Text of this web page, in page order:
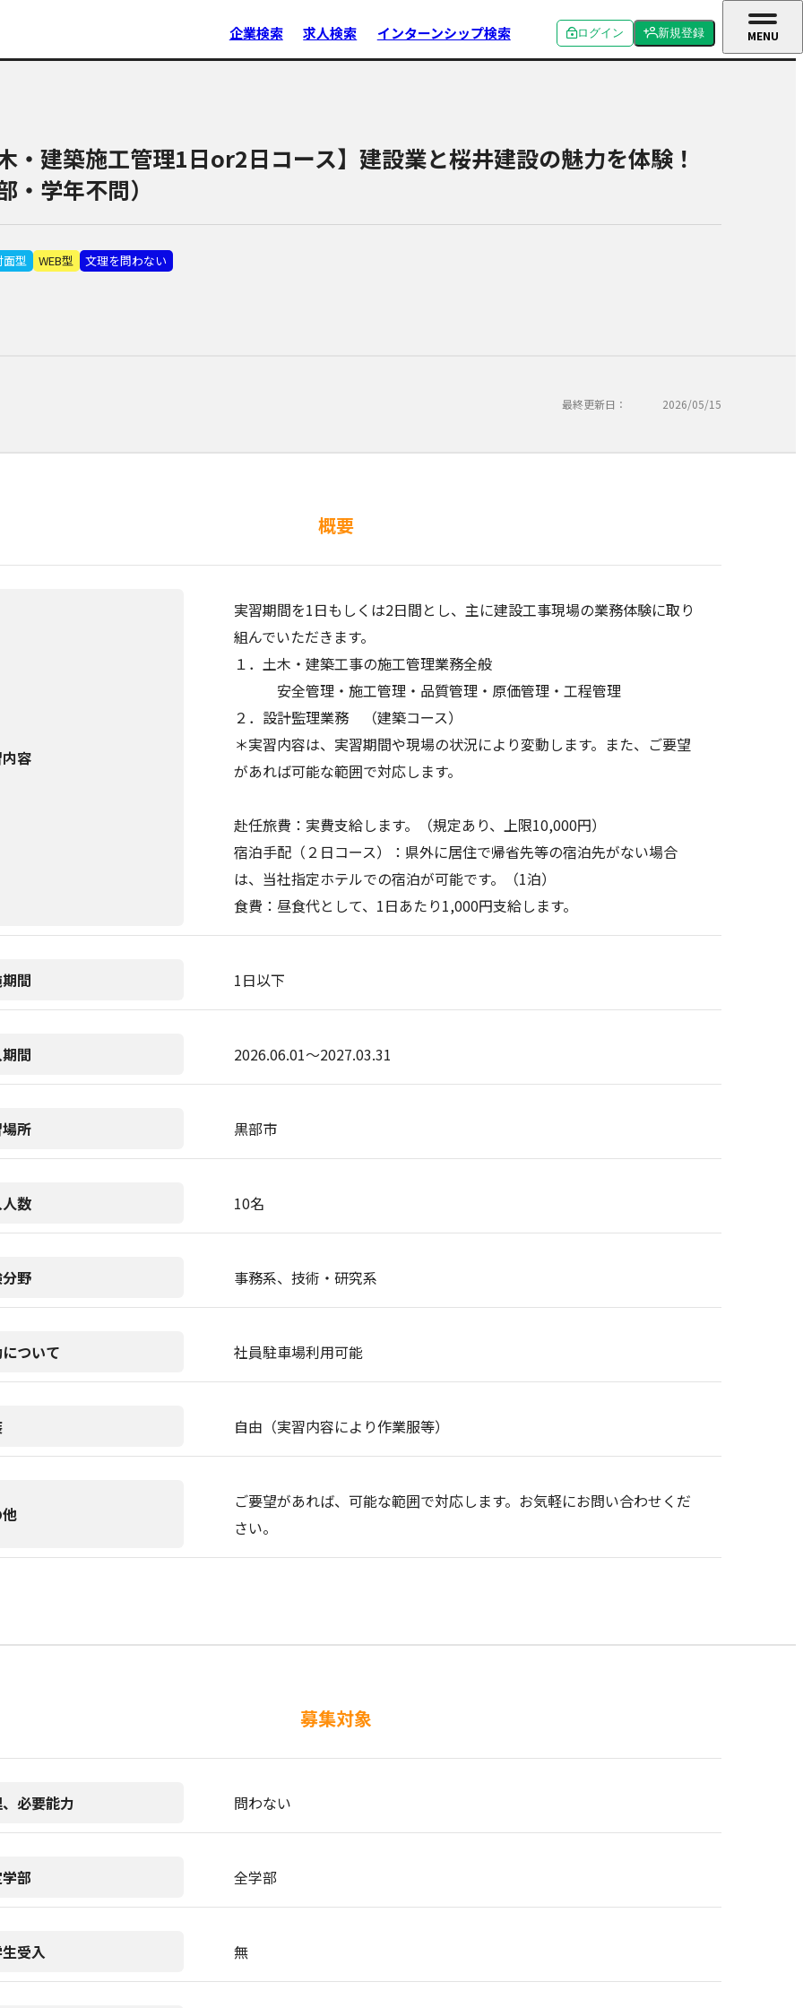
企業検索 求人検索 インターンシップ検索 ログイン
学校関係者ログイン
新規登録
・建築施工管理1日or2日コース】建設業と桜井建設の魅力を体験！
・学年不問）
面型 WEB型 文理を問わない
最終更新日： 2026/05/15
概要
容
実習期間を1日もしくは2日間とし、主に建設工事現場の業務体験に取り
組んでいただきます。
１．土木・建築工事の施工管理業務全般
安全管理・施工管理・品質管理・原価管理・工程管理
２．設計監理業務 （建築コース）
＊実習内容は、実習期間や現場の状況により変動します。また、ご要望
があれば可能な範囲で対応します。
赴任旅費：実費支給します。（規定あり、上限10,000円）
宿泊手配（２日コース）：県外に居住で帰省先等の宿泊先がない場合
は、当社指定ホテルでの宿泊が可能です。（1泊）
食費：昼食代として、1日あたり1,000円支給します。
間 1日以下
間 2026.06.01〜2027.03.31
所 黒部市
数 10名
野 事務系、技術・研究系
ついて 社員駐車場利用可能
自由（実習内容により作業服等）
ご要望があれば、可能な範囲で対応します。お気軽にお問い合わせくだ
さい。
募集対象
必要能力 問わない
部 全学部
受入 無
MENU